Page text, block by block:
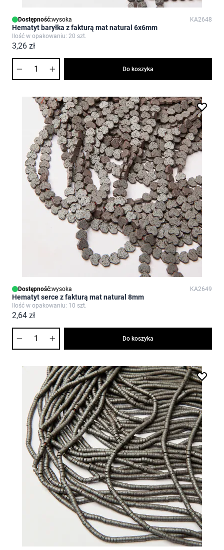
Dostępność:wysoka KA2648
Hematyt baryłka z fakturą mat natural 6x6mm
Ilość w opakowaniu: 20 szt.
3,26 zł
Do koszyka
Dostępność:wysoka KA2649
Hematyt serce z fakturą mat natural 8mm
Ilość w opakowaniu: 10 szt.
2,64 zł
Do koszyka